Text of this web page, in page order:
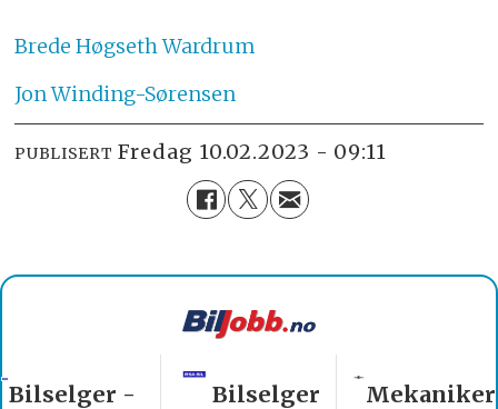
Brede Høgseth Wardrum
JonWinding-Sørensen
PUBLISERT fredag 10.02.2023 - 09:11
Bilselger -
Bilselger
Mekaniker